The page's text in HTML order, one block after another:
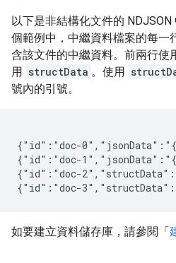
以下是非結構化文件的
個範例中，中繼資料檔案的每一
含該文件的中繼資料。前兩行使
用 structData 。使用
號內的引號。
{"id":"doc-
{"id":"doc-
{"id":"doc-
如要建立資料儲存庫，請參閱「